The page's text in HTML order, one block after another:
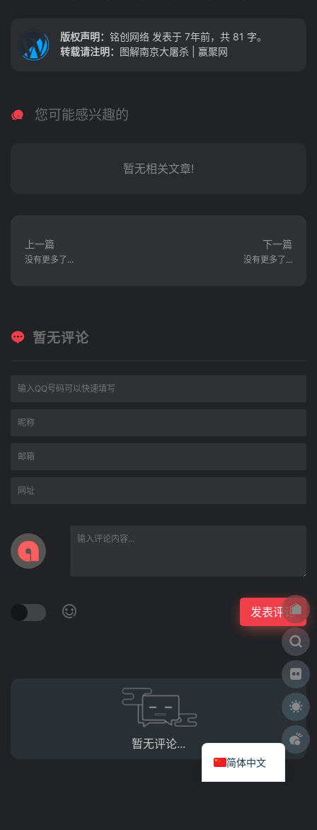
版权声明： 铭创网络 发表于 7年前，共 81 字。
转载请注明： 图解南京大屠杀 | 赢聚网
您可能感兴趣的
暂无相关文章!
上一篇
没有更多了...
下一篇
没有更多了...
暂无评论
暂无评论...
简体中文